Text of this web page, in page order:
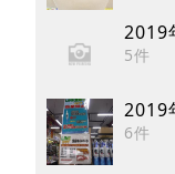
2019
5件
2019
6件